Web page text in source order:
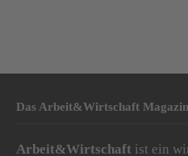
Das Arbeit&Wirtschaft Magazin
Arbeit&Wirtschaft ist ein